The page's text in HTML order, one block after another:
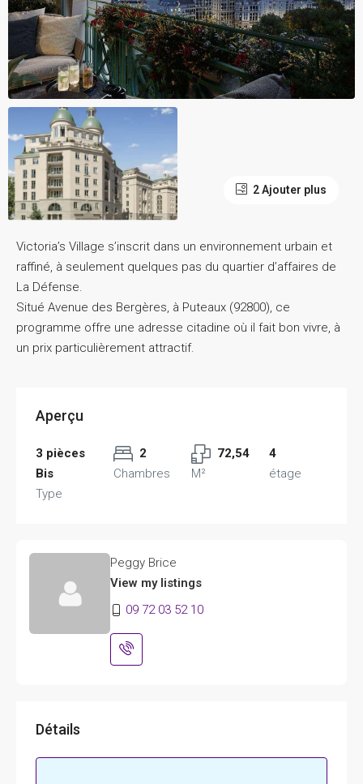
2 Ajouter plus
Victoria’s Village s’inscrit dans un environnement urbain et
raffiné, à seulement quelques pas du quartier d’affaires de
La Défense.
Situé Avenue des Bergères, à Puteaux (92800), ce
programme offre une adresse citadine où il fait bon vivre, à
un prix particulièrement attractif.
Aperçu
3 pièces
Bis
Type
2
Chambres
72,54
M²
4
étage
Peggy Brice
View my listings
09 72 03 52 10
Détails